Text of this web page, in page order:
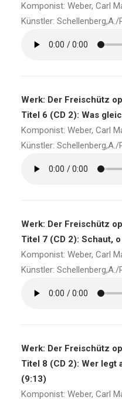
Komponist: Weber, Carl
Künstler: Schellenberg,A./
Werk: Der Freischütz
Titel 6 (CD 2): Was
Komponist: Weber, Carl
Künstler: Schellenberg,A./
Werk: Der Freischütz
Titel 7 (CD 2): Schaut,
Komponist: Weber, Carl
Künstler: Schellenberg,A./
Werk: Der Freischütz
Titel 8 (CD 2): Wer legt
(9:13)
Komponist: Weber, Carl